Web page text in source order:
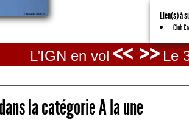
Lien(s) à
Club
L’IGN en vol << >>Le
la catégorie A la une